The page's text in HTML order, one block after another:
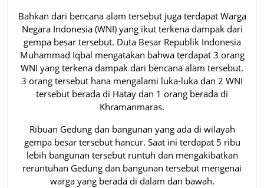
Bahkan dari bencana alam tersebut juga terdapat Warga
Negara Indonesia (WNI) yang ikut terkena dampak dari
gempa besar tersebut. Duta Besar Republik Indonesia
Muhammad Iqbal mengatakan bahwa terdapat 3 orang
WNI yang terkena dampak dari bencana alam tersebut.
3 orang tersebut hana mengalami luka-luka dan 2 WNI
tersebut berada di Hatay dan 1 orang berada di
Khramanmaras.
Ribuan Gedung dan bangunan yang ada di wilayah
gempa besar tersebut hancur. Saat ini terdapat 5 ribu
lebih bangunan tersebut runtuh dan mengakibatkan
reruntuhan Gedung dan bangunan tersebut mengenai
warga yang berada di dalam dan bawah.